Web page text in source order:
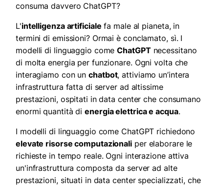
consuma davvero ChatGPT?
L'intelligenza artificiale fa male al pianeta, in
termini di emissioni? Ormai è conclamato, sì. I
modelli di linguaggio comeChatGPTnecessitano
di molta energia per funzionare. Ogni volta che
interagiamo con unchatbot, attiviamo un’intera
infrastruttura fatta di server ad altissime
prestazioni, ospitati in data center che consumano
enormi quantità dienergia elettricae acqua.
I modelli di linguaggio come ChatGPT richiedono
elevate risorse computazionali per elaborare le
richieste in tempo reale. Ogni interazione attiva
un'infrastruttura composta da server ad alte
prestazioni, situati in data center specializzati, che